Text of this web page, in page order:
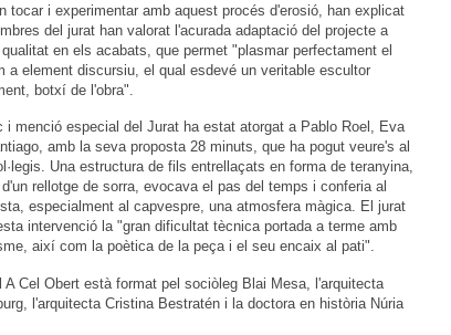
tocar i experimentar amb aquest procés d'erosió, han explicat
del jurat han valorat l'acurada adaptació del projecte a
en els acabats, que permet "plasmar perfectament el
a element discursiu, el qual esdevé un veritable escultor
botxí de l'obra".
i menció especial del Jurat ha estat atorgat a Pablo Roel, Eva
amb la seva proposta 28 minuts, que ha pogut veure's al
Una estructura de fils entrellaçats en forma de teranyina,
rellotge de sorra, evocava el pas del temps i conferia al
especialment al capvespre, una atmosfera màgica. El jurat
intervenció la "gran dificultat tècnica portada a terme amb
així com la poètica de la peça i el seu encaix al pati".
A Cel Obert està format pel sociòleg Blai Mesa, l'arquitecta
l'arquitecta Cristina Bestratén i la doctora en història Núria